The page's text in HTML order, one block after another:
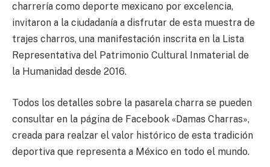
charrería como deporte mexicano por excelencia,
invitaron a la ciudadanía a disfrutar de esta muestra de
trajes charros, una manifestación inscrita en la Lista
Representativa del Patrimonio Cultural Inmaterial de
la Humanidad desde 2016.
Todos los detalles sobre la pasarela charra se pueden
consultar en la página de Facebook «Damas Charras»,
creada para realzar el valor histórico de esta tradición
deportiva que representa a México en todo el mundo.